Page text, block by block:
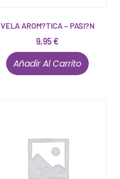
VELA AROM?TICA – PASI?N
9,95€
Añadir Al Carrito